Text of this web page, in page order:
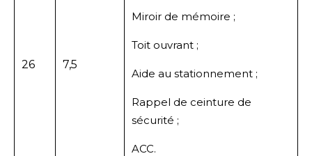
26 7,5
Miroir de mémoire ;
Toit ouvrant ;
Aide au stationnement ;
Rappel de ceinture de
sécurité ;
ACC.